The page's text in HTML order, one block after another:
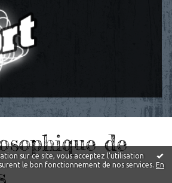
sur ce site, vous acceptez l'utilisation
le bon fonctionnement de nos services. En
de